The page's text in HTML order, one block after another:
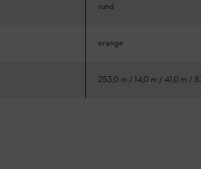
rund
orange
253,0 m / 14,0 m / 41,0 m /